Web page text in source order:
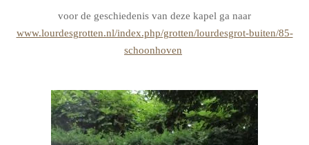
voor de geschiedenis van deze kapel ga naar
www.lourdesgrotten.nl/index.php/grotten/lourdesgrot-buiten/85-
schoonhoven